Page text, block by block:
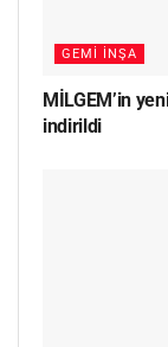
GEMI İNŞA
MİLGEM’in
indirildi